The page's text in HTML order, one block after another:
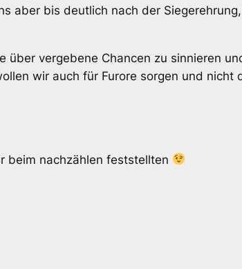
aber bis deutlich nach der
vergebene Chancen zu sinnieren
wir auch für Furore sorgen und nicht
beim nachzählen feststellten